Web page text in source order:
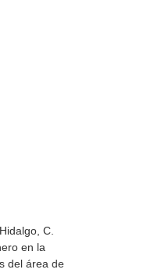
C.
en la
del área de